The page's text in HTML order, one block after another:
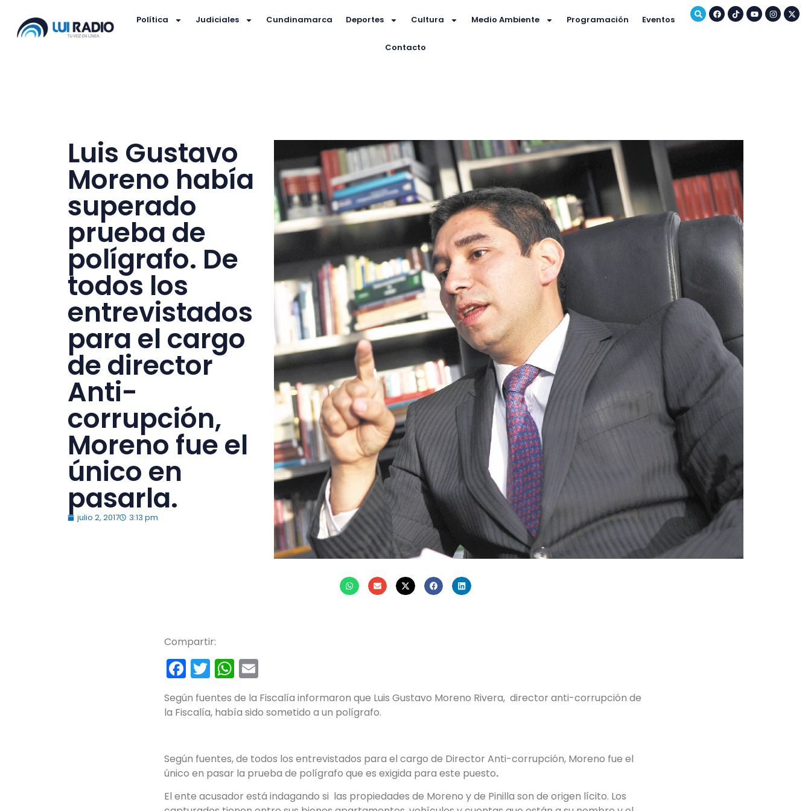
Política Judiciales Cundinamarca Deportes Cultura Medio Ambiente Programación Eventos
Contacto
Luis Gustavo
Moreno había
superado
prueba de
polígrafo. De
todos los
entrevistados
para el cargo
de director
Anti-
corrupción,
Moreno fue el
único en
pasarla.
julio 2, 2017 3:13 pm
Compartir:
Facebook
TwitterWhatsApp
Según fuentes de la Fiscalía informaron que Luis Gustavo Moreno Rivera, director anti-corrupción de
la Fiscalía, había sido sometido a un polígrafo.
Según fuentes, de todos los entrevistados para el cargo de Director Anti-corrupción, Moreno fue el
único en pasar la prueba de polígrafo que es exigida para este puesto.
El ente acusador está indagando si las propiedades de Moreno y de Pinilla son de origen lícito. Los